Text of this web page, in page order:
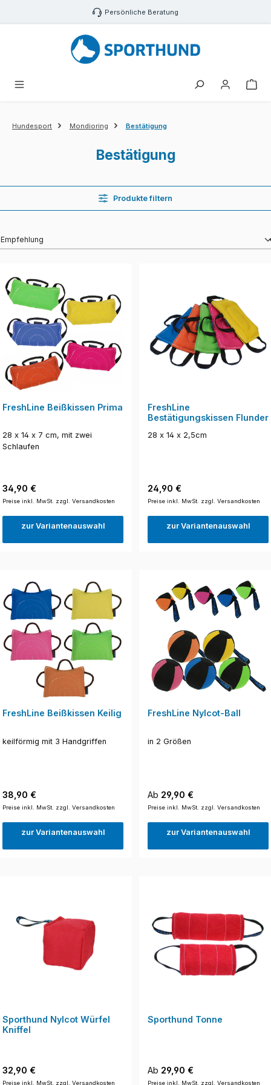
Zum Hauptinhalt springen Persönliche Beratung
Hundesport Mondioring Bestätigung
Bestätigung
Produkte filtern
FreshLine Beißkissen Prima
28 x 14 x 7 cm, mit zwei
Schlaufen
Regulärer Preis:
34,90 €
Preise inkl. MwSt. zzgl. Versandkosten
zur Variantenauswahl
FreshLine
Bestätigungskissen Flunder
28 x 14 x 2,5cm
Regulärer Preis:
24,90 €
Preise inkl. MwSt. zzgl. Versandkosten
zur Variantenauswahl
FreshLine Beißkissen Keilig
keilförmig mit 3 Handgriffen
Regulärer Preis:
38,90 €
Preise inkl. MwSt. zzgl. Versandkosten
zur Variantenauswahl
FreshLine Nylcot-Ball
in 2 Größen
Regulärer Preis:
Ab 29,90 €
Preise inkl. MwSt. zzgl. Versandkosten
zur Variantenauswahl
Sporthund Nylcot Würfel
Kniffel
Regulärer Preis:
32,90 €
Preise inkl. MwSt. zzgl. Versandkosten
Sporthund Tonne
Regulärer Preis:
Ab 29,90 €
Preise inkl. MwSt. zzgl. Versandkosten